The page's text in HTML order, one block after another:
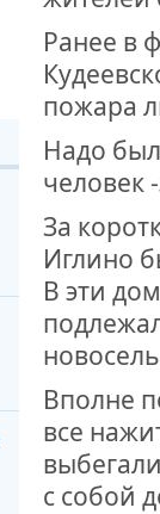
ДО
ЮСУПОВА
ЛЮБОЙ
ИНТЕРВЬЮ
МЕМОРИАЛ
РОССИИ
Ранее в
пожара
Надо
человек
За
Иглино
В эти
Вполне
все
с собой